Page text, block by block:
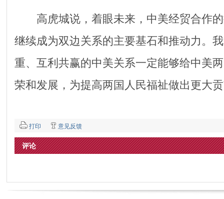
高虎城说，着眼未来，中美经贸合作的
继续成为双边关系的主要基石和推动力。
重、互利共赢的中美关系一定能够给中美
荣和发展，为提高两国人民福祉做出更大
打印 意见反馈
评论